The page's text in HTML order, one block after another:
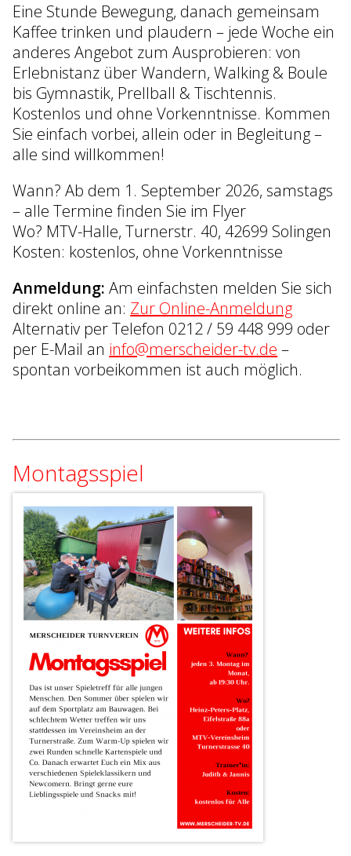
Eine Stunde Bewegung, danach gemeinsam
Kaffee trinken und plaudern – jede Woche ein
anderes Angebot zum Ausprobieren: von
Erlebnistanz über Wandern, Walking & Boule
bis Gymnastik, Prellball & Tischtennis.
Kostenlos und ohne Vorkenntnisse. Kommen
Sie einfach vorbei, allein oder in Begleitung –
alle sind willkommen!
Wann? Ab dem 1. September 2026, samstags
– alle Termine finden Sie im Flyer
Wo? MTV-Halle, Turnerstr. 40, 42699 Solingen
Kosten: kostenlos, ohne Vorkenntnisse
Anmeldung: Am einfachsten melden Sie sich
direkt online an: Zur Online-Anmeldung
Alternativ per Telefon 0212 / 59 448 999 oder
per E-Mail an info@merscheider-tv.de –
spontan vorbeikommen ist auch möglich.
Montagsspiel